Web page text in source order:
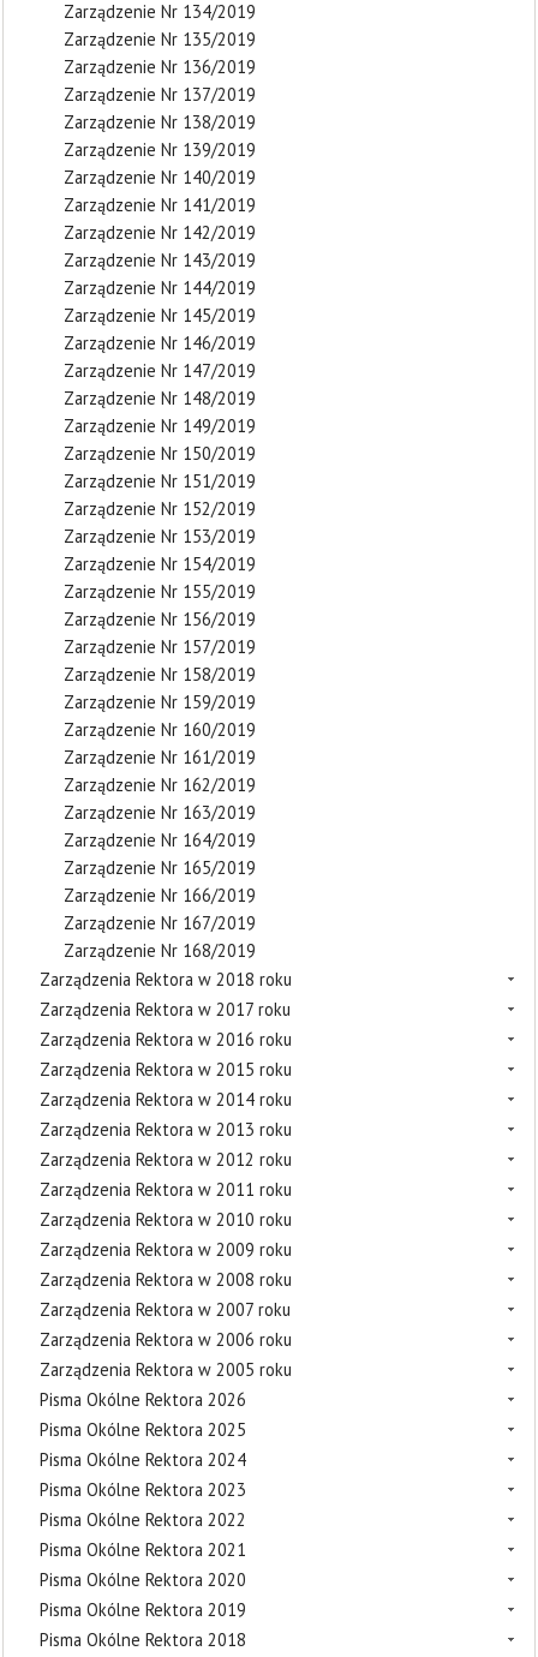
Zarządzenie Nr 134/2019
Zarządzenie Nr 135/2019
Zarządzenie Nr 136/2019
Zarządzenie Nr 137/2019
Zarządzenie Nr 138/2019
Zarządzenie Nr 139/2019
Zarządzenie Nr 140/2019
Zarządzenie Nr 141/2019
Zarządzenie Nr 142/2019
Zarządzenie Nr 143/2019
Zarządzenie Nr 144/2019
Zarządzenie Nr 145/2019
Zarządzenie Nr 146/2019
Zarządzenie Nr 147/2019
Zarządzenie Nr 148/2019
Zarządzenie Nr 149/2019
Zarządzenie Nr 150/2019
Zarządzenie Nr 151/2019
Zarządzenie Nr 152/2019
Zarządzenie Nr 153/2019
Zarządzenie Nr 154/2019
Zarządzenie Nr 155/2019
Zarządzenie Nr 156/2019
Zarządzenie Nr 157/2019
Zarządzenie Nr 158/2019
Zarządzenie Nr 159/2019
Zarządzenie Nr 160/2019
Zarządzenie Nr 161/2019
Zarządzenie Nr 162/2019
Zarządzenie Nr 163/2019
Zarządzenie Nr 164/2019
Zarządzenie Nr 165/2019
Zarządzenie Nr 166/2019
Zarządzenie Nr 167/2019
Zarządzenie Nr 168/2019
Zarządzenia Rektora w 2018 roku
Zarządzenia Rektora w 2017 roku
Zarządzenia Rektora w 2016 roku
Zarządzenia Rektora w 2015 roku
Zarządzenia Rektora w 2014 roku
Zarządzenia Rektora w 2013 roku
Zarządzenia Rektora w 2012 roku
Zarządzenia Rektora w 2011 roku
Zarządzenia Rektora w 2010 roku
Zarządzenia Rektora w 2009 roku
Zarządzenia Rektora w 2008 roku
Zarządzenia Rektora w 2007 roku
Zarządzenia Rektora w 2006 roku
Zarządzenia Rektora w 2005 roku
Pisma Okólne Rektora 2026
Pisma Okólne Rektora 2025
Pisma Okólne Rektora 2024
Pisma Okólne Rektora 2023
Pisma Okólne Rektora 2022
Pisma Okólne Rektora 2021
Pisma Okólne Rektora 2020
Pisma Okólne Rektora 2019
Pisma Okólne Rektora 2018